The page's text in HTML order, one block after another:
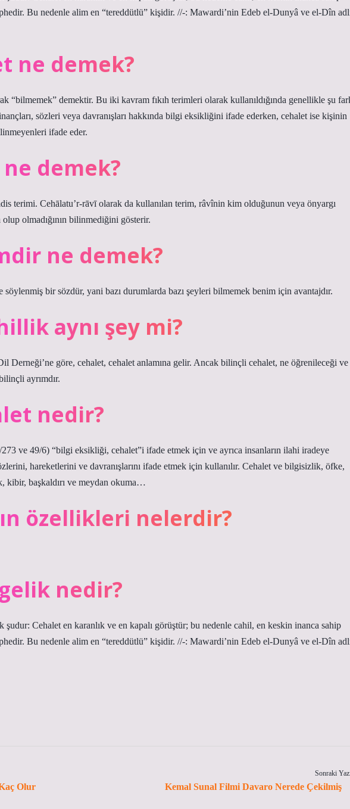
Bu nedenle alim en “tereddütlü” kişidir. //-: Mawardi’nin Edeb el-Dunyâ ve el-Dîn
ne demek?
“bilmemek” demektir. Bu iki kavram fıkıh terimleri olarak kullanıldığında genellikle şu
sözleri veya davranışları hakkında bilgi eksikliğini ifade ederken, cehalet ise kişinin
ifade eder.
demek?
terimi. Cehālatu’r-rāvī olarak da kullanılan terim, râvînin kim olduğunun veya önyargı
olmadığının bilinmediğini gösterir.
ne demek?
bir sözdür, yani bazı durumlarda bazı şeyleri bilmemek benim için avantajdır.
aynı şey mi?
Derneği’ne göre, cehalet, cehalet anlamına gelir. Ancak bilinçli cehalet, ne öğrenileceği ve
ayrımdır.
nedir?
ve 49/6) “bilgi eksikliği, cehalet”i ifade etmek için ve ayrıca insanların ilahi iradeye
hareketlerini ve davranışlarını ifade etmek için kullanılır. Cehalet ve bilgisizlik, öfke,
kibir, başkaldırı ve meydan okuma…
özellikleri nelerdir?
nedir?
şudur: Cehalet en karanlık ve en kapalı görüştür; bu nedenle cahil, en keskin inanca sahip
Bu nedenle alim en “tereddütlü” kişidir. //-: Mawardi’nin Edeb el-Dunyâ ve el-Dîn
Olur
Sonraki
Kemal Sunal Filmi Davaro Nerede Çekilmiş